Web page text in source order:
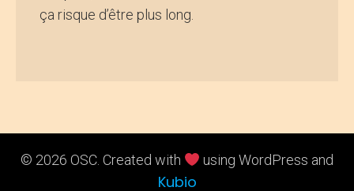
ça risque d’être plus long.
© 2026 OSC. Created with using WordPress and
Kubio